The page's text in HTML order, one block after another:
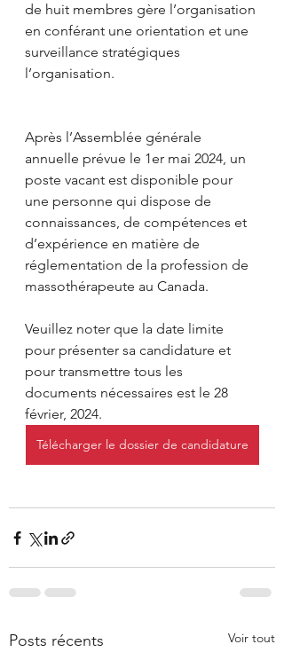
de huit membres gère l’organisation
en conférant une orientation et une
surveillance stratégiques
l’organisation.
Après l’Assemblée générale
annuelle prévue le 1er mai 2024, un
poste vacant est disponible pour
une personne qui dispose de
connaissances, de compétences et
d’expérience en matière de
réglementation de la profession de
massothérapeute au Canada.
Veuillez noter que la date limite
pour présenter sa candidature et
pour transmettre tous les
documents nécessaires est le 28
février, 2024.
Télécharger le dossier de candidature
Posts récents Voir tout